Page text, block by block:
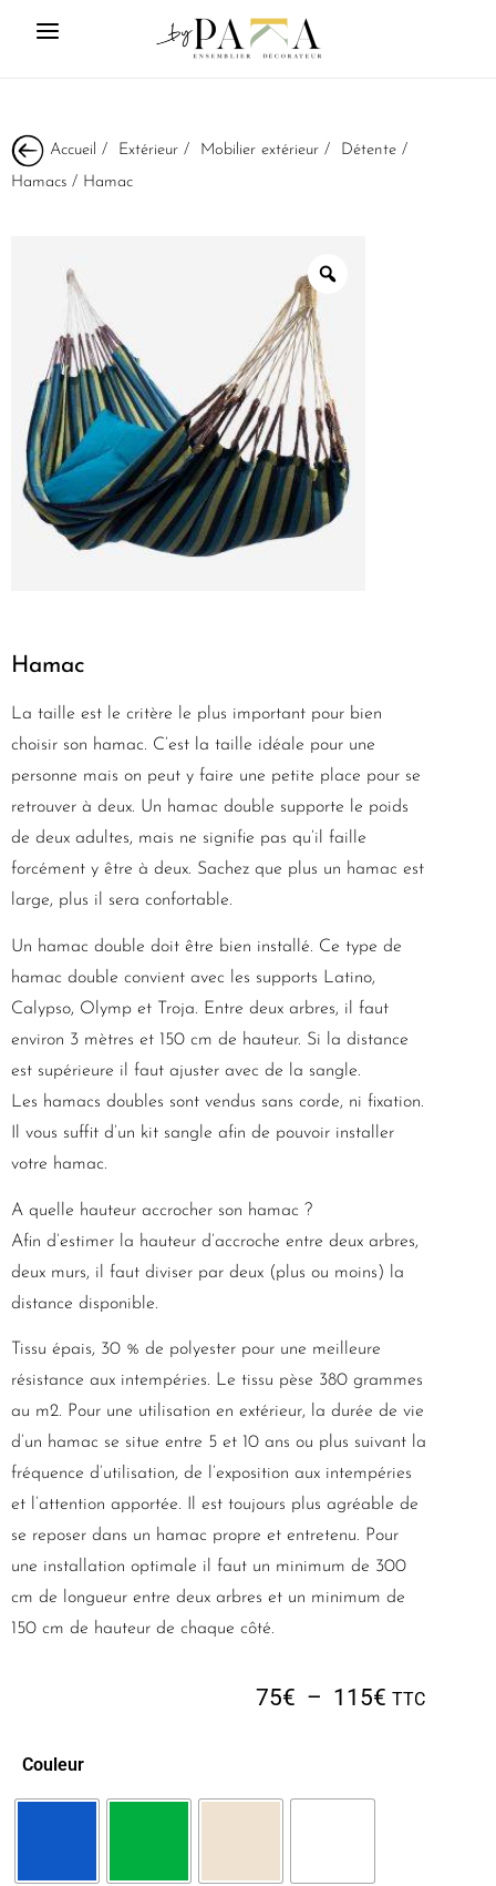
Accueil / Extérieur / Mobilier extérieur / Détente /
Hamacs / Hamac
Hamac
La taille est le critère le plus important pour bien
choisir son hamac. C’est la taille idéale pour une
personne mais on peut y faire une petite place pour se
retrouver à deux. Un hamac double supporte le poids
de deux adultes, mais ne signifie pas qu’il faille
forcément y être à deux. Sachez que plus un hamac est
large, plus il sera confortable.
Un hamac double doit être bien installé. Ce type de
hamac double convient avec les supports Latino,
Calypso, Olymp et Troja. Entre deux arbres, il faut
environ 3 mètres et 150 cm de hauteur. Si la distance
est supérieure il faut ajuster avec de la sangle.
Les hamacs doubles sont vendus sans corde, ni fixation.
Il vous suffit d’un kit sangle afin de pouvoir installer
votre hamac.
A quelle hauteur accrocher son hamac ?
Afin d’estimer la hauteur d’accroche entre deux arbres,
deux murs, il faut diviser par deux (plus ou moins) la
distance disponible.
Tissu épais, 30 % de polyester pour une meilleure
résistance aux intempéries. Le tissu pèse 380 grammes
au m2. Pour une utilisation en extérieur, la durée de vie
d’un hamac se situe entre 5 et 10 ans ou plus suivant la
fréquence d’utilisation, de l’exposition aux intempéries
et l’attention apportée. Il est toujours plus agréable de
se reposer dans un hamac propre et entretenu. Pour
une installation optimale il faut un minimum de 300
cm de longueur entre deux arbres et un minimum de
150 cm de hauteur de chaque côté.
75€ – 115€ TTC
Couleur